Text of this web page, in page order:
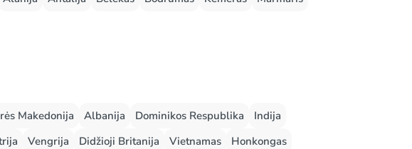
Makedonija Albanija Dominikos Respublika
Indija
Vengrija Didžioji Britanija Vietnamas
Honkongas